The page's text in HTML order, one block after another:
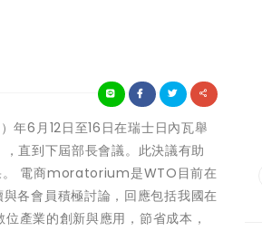
年6月12日至16日在瑞士日內瓦舉
直到下屆部長會議。此決議有助
。 電商moratorium是WTO目前在
各會員積極討論，回應包括我國在
產業的創新與應用，節省成本，